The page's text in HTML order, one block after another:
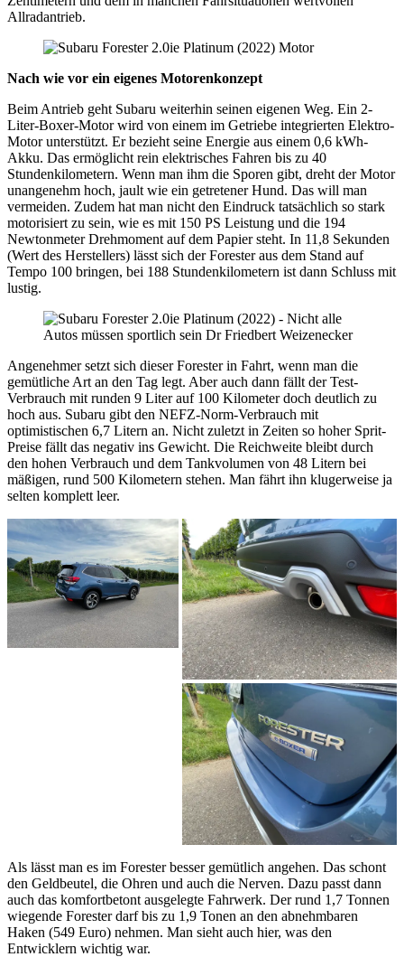
Allradantrieb.
Nach wie vor ein eigenes Motorenkonzept
Beim Antrieb geht Subaru weiterhin seinen eigenen Weg. Ein 2-
Liter-Boxer-Motor wird von einem im Getriebe integrierten Elektro-
Motor unterstützt. Er bezieht seine Energie aus einem 0,6 kWh-
Akku. Das ermöglicht rein elektrisches Fahren bis zu 40
Stundenkilometern. Wenn man ihm die Sporen gibt, dreht der Motor
unangenehm hoch, jault wie ein getretener Hund. Das will man
vermeiden. Zudem hat man nicht den Eindruck tatsächlich so stark
motorisiert zu sein, wie es mit 150 PS Leistung und die 194
Newtonmeter Drehmoment auf dem Papier steht. In 11,8 Sekunden
(Wert des Herstellers) lässt sich der Forester aus dem Stand auf
Tempo 100 bringen, bei 188 Stundenkilometern ist dann Schluss mit
lustig.
Angenehmer setzt sich dieser Forester in Fahrt, wenn man die
gemütliche Art an den Tag legt. Aber auch dann fällt der Test-
Verbrauch mit runden 9 Liter auf 100 Kilometer doch deutlich zu
hoch aus. Subaru gibt den NEFZ-Norm-Verbrauch mit
optimistischen 6,7 Litern an. Nicht zuletzt in Zeiten so hoher Sprit-
Preise fällt das negativ ins Gewicht. Die Reichweite bleibt durch
den hohen Verbrauch und dem Tankvolumen von 48 Litern bei
mäßigen, rund 500 Kilometern stehen. Man fährt ihn klugerweise ja
selten komplett leer.
Als lässt man es im Forester besser gemütlich angehen. Das schont
den Geldbeutel, die Ohren und auch die Nerven. Dazu passt dann
auch das komfortbetont ausgelegte Fahrwerk. Der rund 1,7 Tonnen
wiegende Forester darf bis zu 1,9 Tonen an den abnehmbaren
Haken (549 Euro) nehmen. Man sieht auch hier, was den
Entwicklern wichtig war.